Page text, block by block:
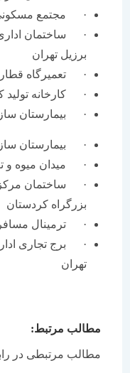
· مجتمع مسکونی
· ساختمان اداری
برزیل تهران
· تعمیرگاه قطارهای
· کارخانه تولید کننده
· بیمارستان سازمان
· بیمارستان سازمان
· میدان میوه و تره
· ساختمان مرکزی
بزرگراه کردستان
· ترمینال مسافربری
· برج تجاری اداری
مطالب مرتبط:
مطالب مرتبطی در رابطه